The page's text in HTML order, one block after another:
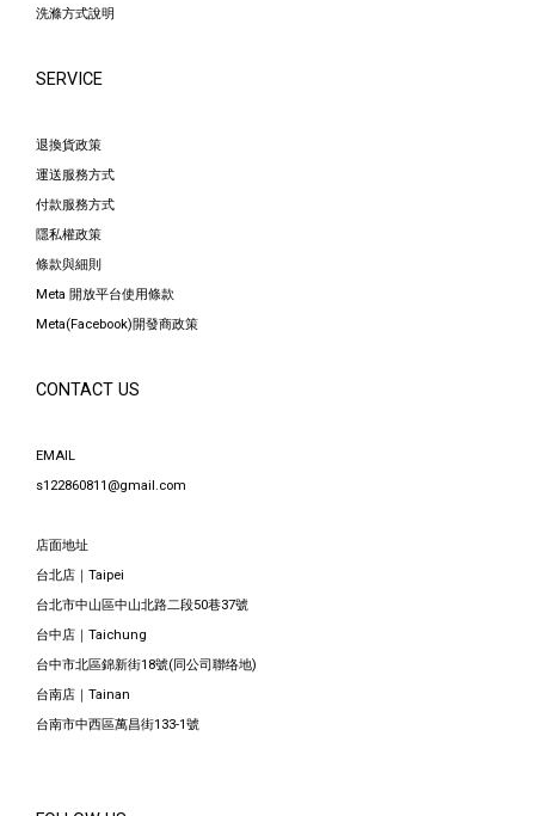
洗滌方式說明
SERVICE
退換貨政策
運送服務方式
付款服務方式
隱私權政策
條款與細則
Meta 開放平台使用條款
Meta(Facebook)開發商政策
CONTACT US
EMAIL
s122860811@gmail.com
店面地址
台北店｜Taipei
台北市中山區中山北路二段50巷37號
台中店｜Taichung
台中市北區錦新街18號(同公司聯络地)
台南店｜Tainan
台南市中西區萬昌街133-1號